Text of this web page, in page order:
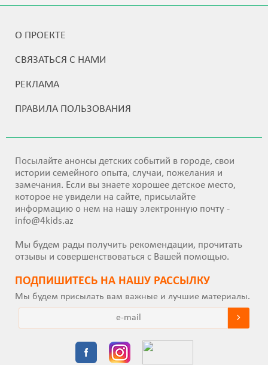
О ПРОЕКТЕ
СВЯЗАТЬСЯ С НАМИ
РЕКЛАМА
ПРАВИЛА ПОЛЬЗОВАНИЯ
Посылайте анонсы детских событий в городе, свои
истории семейного опыта, случаи, пожелания и
замечания. Если вы знаете хорошее детское место,
которое не увидели на сайте, присылайте
информацию о нем на нашу электронную почту -
info@4kids.az
Мы будем рады получить рекомендации, прочитать
отзывы и совершенствоваться с Вашей помощью.
ПОДПИШИТEСЬ НА НАШУ РАССЫЛКУ
Мы будем присылать вам важные и лучшие материалы.